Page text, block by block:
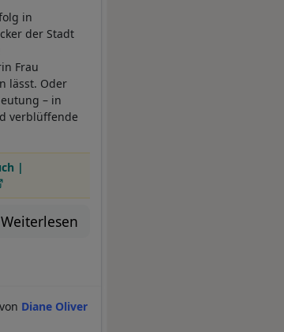
in
der Stadt
Frau
lässt. Oder
– in
verblüffende
|
Weiterlesen
Diane Oliver